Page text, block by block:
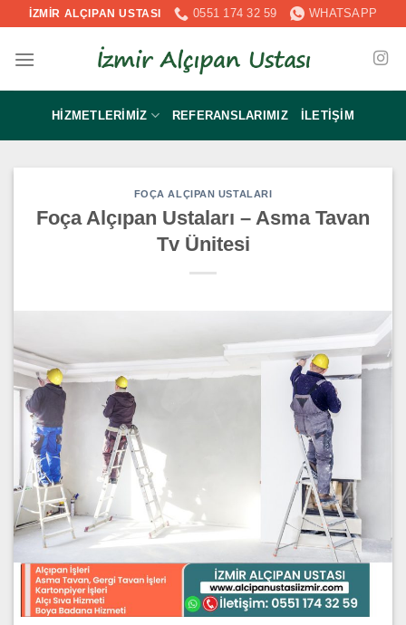
İçeriğeİZMİR ALÇIPAN USTASI 0551 174 32 59 WHATSAPP
HIZMETLERIMIZ REFERANSLARIMIZ İLETIŞIM
FOÇA ALÇIPAN USTALARI
Foça Alçıpan Ustaları – Asma Tavan
Tv Ünitesi